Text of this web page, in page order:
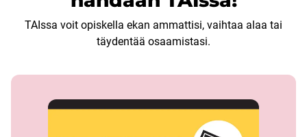
TAIssa voit opiskella ekan ammattisi, vaihtaa alaa tai
täydentää osaamistasi.